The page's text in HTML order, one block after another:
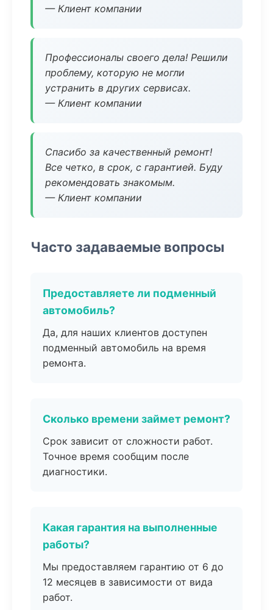
— Клиент компании
Профессионалы своего дела! Решили
проблему, которую не могли
устранить в других сервисах.
— Клиент компании
Спасибо за качественный ремонт!
Все четко, в срок, с гарантией. Буду
рекомендовать знакомым.
— Клиент компании
Часто задаваемые вопросы
Предоставляете ли подменный
автомобиль?
Да, для наших клиентов доступен
подменный автомобиль на время
ремонта.
Сколько времени займет ремонт?
Срок зависит от сложности работ.
Точное время сообщим после
диагностики.
Какая гарантия на выполненные
работы?
Мы предоставляем гарантию от 6 до
12 месяцев в зависимости от вида
работ.